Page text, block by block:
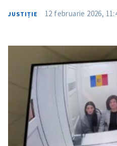
JUSTIȚIE 12 februarie 2026,